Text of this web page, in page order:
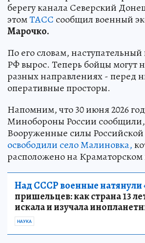
берегу канала Северский
этомТАСС сообщил военный
Марочко.
По его словам,
РФ вырос. Теперь бойцы могут
разных направлениях - перед
оперативные просторы.
Напомним, что 30 июня 2026
Минобороны России
Вооруженные силы
освободили село Малиновка,
расположено на
Над СССР военные натянули
пришельцев: как страна 13
искала и изучала
НАУКА